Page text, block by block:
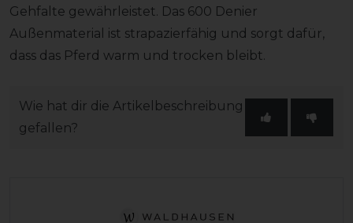
Gehfalte gewährleistet. Das 600 Denier
Außenmaterial ist strapazierfähig und sorgt dafür,
dass das Pferd warm und trocken bleibt.
Wie hat dir die Artikelbeschreibung
gefallen?